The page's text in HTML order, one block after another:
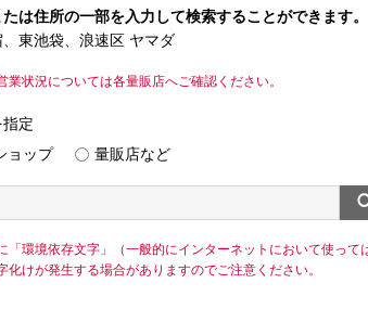
は住所の一部を入力して検索することができます。
東池袋、浪速区 ヤマダ
業状況については各量販店へご確認ください。
定
ョップ
量販店など
「環境依存文字」（一般的にインターネットにおいて使っ
化けが発生する場合がありますのでご注意ください。